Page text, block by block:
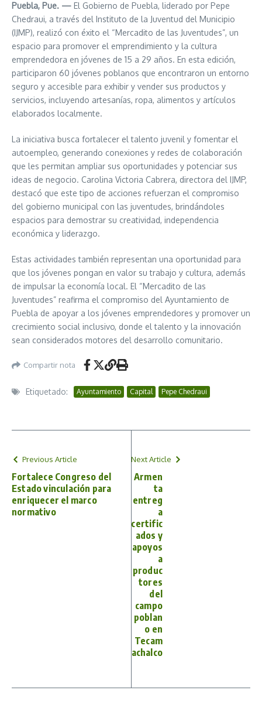
Puebla, Pue. — El Gobierno de Puebla, liderado por Pepe
Chedraui, a través del Instituto de la Juventud del Municipio
(IJMP), realizó con éxito el “Mercadito de las Juventudes”, un
espacio para promover el emprendimiento y la cultura
emprendedora en jóvenes de 15 a 29 años. En esta edición,
participaron 60 jóvenes poblanos que encontraron un entorno
seguro y accesible para exhibir y vender sus productos y
servicios, incluyendo artesanías, ropa, alimentos y artículos
elaborados localmente.
La iniciativa busca fortalecer el talento juvenil y fomentar el
autoempleo, generando conexiones y redes de colaboración
que les permitan ampliar sus oportunidades y potenciar sus
ideas de negocio. Carolina Victoria Cabrera, directora del IJMP,
destacó que este tipo de acciones refuerzan el compromiso
del gobierno municipal con las juventudes, brindándoles
espacios para demostrar su creatividad, independencia
económica y liderazgo.
Estas actividades también representan una oportunidad para
que los jóvenes pongan en valor su trabajo y cultura, además
de impulsar la economía local. El “Mercadito de las
Juventudes” reafirma el compromiso del Ayuntamiento de
Puebla de apoyar a los jóvenes emprendedores y promover un
crecimiento social inclusivo, donde el talento y la innovación
sean considerados motores del desarrollo comunitario.
Compartir nota
Etiquetado: Ayuntamiento Capital Pepe Chedraui
Previous Article
Fortalece Congreso del
Estado vinculación para
enriquecer el marco
normativo
Next Article
Armen
ta
entreg
a
certific
ados y
apoyos
a
produc
tores
del
campo
poblan
o en
Tecam
achalco